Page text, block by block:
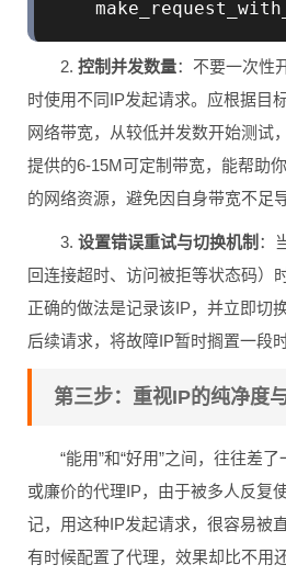
2. 控制并发数量：不要一次性
时使用不同IP发起请求。应根据目
网络带宽，从较低并发数开始测试
提供的6-15M可定制带宽，能帮助
的网络资源，避免因自身带宽不足
3. 设置错误重试与切换机制 ：
回连接超时、访问被拒等状态码）
正确的做法是记录该IP，并立即切
后续请求，将故障IP暂时搁置一段
第三步：重视IP的纯净度
“能用”和“好用”之间，往往差
或廉价的代理IP，由于被多人反复
记，用这种IP发起请求，很容易被
有时候配置了代理，效果却比不用还